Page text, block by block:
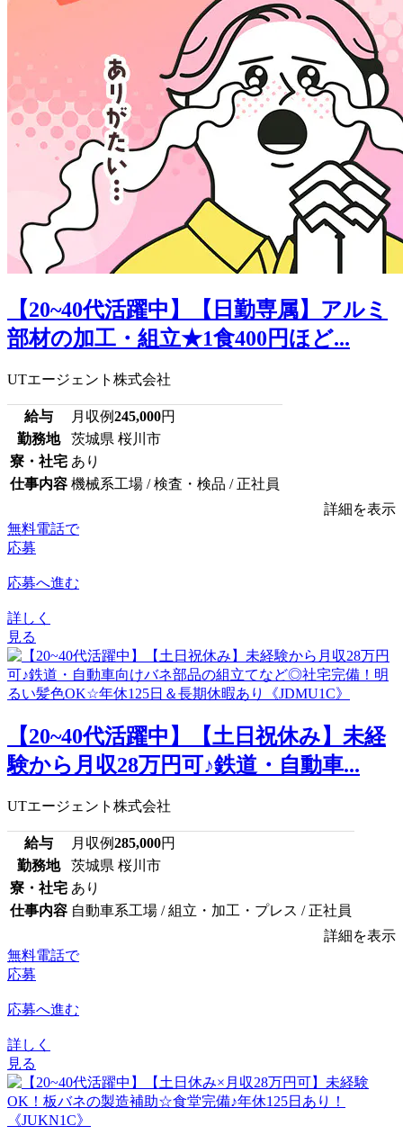
【20~40代活躍中】【日勤専属】アルミ
部材の加工・組立★1食400円ほど...
UTエージェント株式会社
給与 月収例245,000円
勤務地
茨城県 桜川市
寮・社宅 あり
仕事内容 機械系工場 / 検査・検品 / 正社員
詳細を表示
無料電話で
応募
応募へ進む
詳しく
見る
【20~40代活躍中】【土日祝休み】未経
験から月収28万円可♪鉄道・自動車...
UTエージェント株式会社
給与 月収例285,000円
勤務地
茨城県 桜川市
寮・社宅 あり
仕事内容 自動車系工場 / 組立・加工・プレス / 正社員
詳細を表示
無料電話で
応募
応募へ進む
詳しく
見る